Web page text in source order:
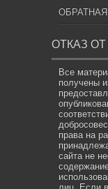
ОТКАЗ
Все
получены
права на
сайта не